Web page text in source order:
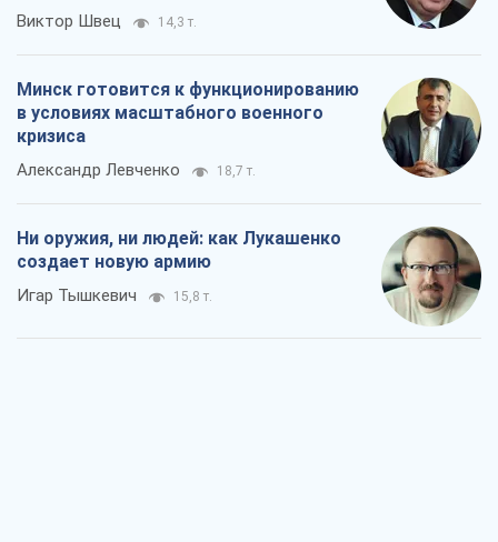
Виктор Швец 14,3 т.
Минск готовится к функционированию
в условиях масштабного военного
кризиса
Александр Левченко 18,7 т.
Ни оружия, ни людей: как Лукашенко
создает новую армию
Игар Тышкевич 15,8 т.